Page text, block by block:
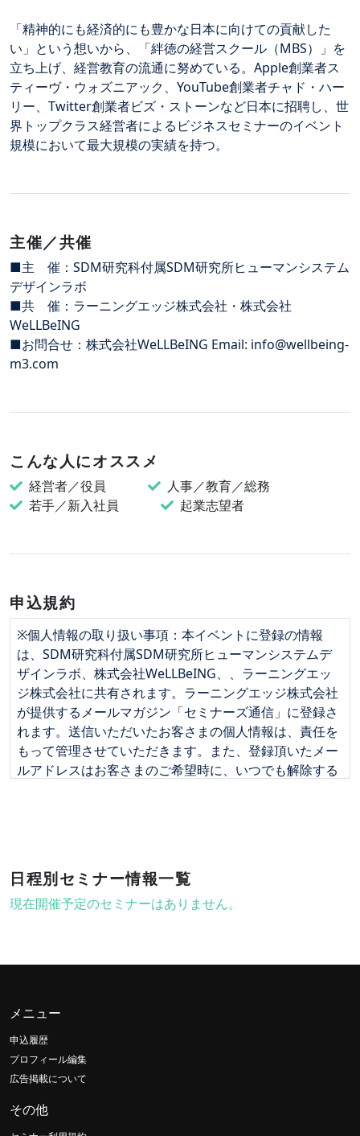
「精神的にも経済的にも豊かな日本に向けての貢献した
い」という想いから、「絆徳の経営スクール（MBS）」を
立ち上げ、経営教育の流通に努めている。Apple創業者ス
ティーヴ・ウォズニアック、YouTube創業者チャド・ハー
リー、Twitter創業者ビズ・ストーンなど日本に招聘し、世
界トップクラス経営者によるビジネスセミナーのイベント
規模において最大規模の実績を持つ。
主催／共催
■主 催：SDM研究科付属SDM研究所ヒューマンシステム
デザインラボ
■共 催：ラーニングエッジ株式会社・株式会社
WeLLBeING
■お問合せ：株式会社WeLLBeING Email: info@wellbeing-
m3.com
こんな人にオススメ
経営者／役員
人事／教育／総務
若手／新入社員
起業志望者
申込規約
※個人情報の取り扱い事項：本イベントに登録の情報
は、SDM研究科付属SDM研究所ヒューマンシステムデ
ザインラボ、株式会社WeLLBeING、、ラーニングエッ
ジ株式会社に共有されます。ラーニングエッジ株式会社
が提供するメールマガジン「セミナーズ通信」に登録さ
れます。送信いただいたお客さまの個人情報は、責任を
もって管理させていただきます。また、登録頂いたメー
ルアドレスはお客さまのご希望時に、いつでも解除する
日程別セミナー情報一覧
現在開催予定のセミナーはありません。
メニュー
申込履歴
プロフィール編集
広告掲載について
その他